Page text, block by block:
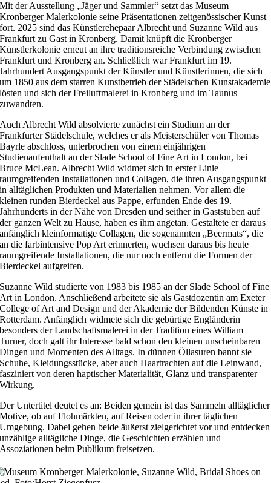
Mit der Ausstellung „Jäger und Sammler“ setzt das Museum
Kronberger Malerkolonie seine Präsentationen zeitgenössischer Kunst
fort. 2025 sind das Künstlerehepaar Albrecht und Suzanne Wild aus
Frankfurt zu Gast in Kronberg. Damit knüpft die Kronberger
Künstlerkolonie erneut an ihre traditionsreiche Verbindung zwischen
Frankfurt und Kronberg an. Schließlich war Frankfurt im 19.
Jahrhundert Ausgangspunkt der Künstler und Künstlerinnen, die sich
um 1850 aus dem starren Kunstbetrieb der Städelschen Kunstakademie
lösten und sich der Freiluftmalerei in Kronberg und im Taunus
zuwandten.
Auch Albrecht Wild absolvierte zunächst ein Studium an der
Frankfurter Städelschule, welches er als Meisterschüler von Thomas
Bayrle abschloss, unterbrochen von einem einjährigen
Studienaufenthalt an der Slade School of Fine Art in London, bei
Bruce McLean. Albrecht Wild widmet sich in erster Linie
raumgreifenden Installationen und Collagen, die ihren Ausgangspunkt
in alltäglichen Produkten und Materialien nehmen. Vor allem die
kleinen runden Bierdeckel aus Pappe, erfunden Ende des 19.
Jahrhunderts in der Nähe von Dresden und seither in Gaststuben auf
der ganzen Welt zu Hause, haben es ihm angetan. Gestaltete er daraus
anfänglich kleinformatige Collagen, die sogenannten „Beermats“, die
an die farbintensive Pop Art erinnerten, wuchsen daraus bis heute
raumgreifende Installationen, die nur noch entfernt die Formen der
Bierdeckel aufgreifen.
Suzanne Wild studierte von 1983 bis 1985 an der Slade School of Fine
Art in London. Anschließend arbeitete sie als Gastdozentin am Exeter
College of Art and Design und der Akademie der Bildenden Künste in
Rotterdam. Anfänglich widmete sich die gebürtige Engländerin
besonders der Landschaftsmalerei in der Tradition eines William
Turner, doch galt ihr Interesse bald schon den kleinen unscheinbaren
Dingen und Momenten des Alltags. In dünnen Öllasuren bannt sie
Schuhe, Kleidungsstücke, aber auch Haartrachten auf die Leinwand,
fasziniert von deren haptischer Materialität, Glanz und transparenter
Wirkung.
Der Untertitel deutet es an: Beiden gemein ist das Sammeln alltäglicher
Motive, ob auf Flohmärkten, auf Reisen oder in ihrer täglichen
Umgebung. Dabei gehen beide äußerst zielgerichtet vor und entdecken
unzählige alltägliche Dinge, die Geschichten erzählen und
Assoziationen beim Publikum freisetzen.